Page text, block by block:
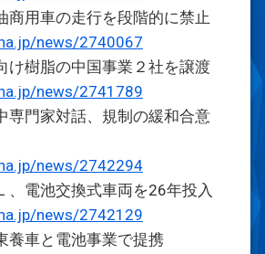
商用車の走行を段階的に禁止
news/2740067
け樹脂の中国事業２社を譲渡
news/2741789
専門家対話、規制の緩和合意
news/2742294
、電池交換式車両を26年投入
news/2742129
養車と電池事業で提携